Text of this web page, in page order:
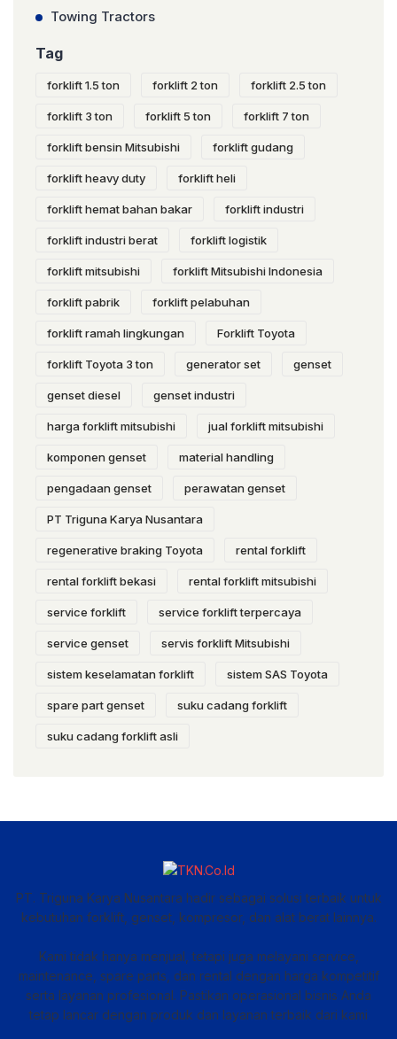
Towing Tractors
Tag
forklift 1.5 ton forklift 2 ton forklift 2.5 ton
forklift 3 ton forklift 5 ton forklift 7 ton
forklift bensin Mitsubishi forklift gudang
forklift heavy duty forklift heli
forklift hemat bahan bakar forklift industri
forklift industri berat forklift logistik
forklift mitsubishi forklift Mitsubishi Indonesia
forklift pabrik forklift pelabuhan
forklift ramah lingkungan Forklift Toyota
forklift Toyota 3 ton generator set genset
genset diesel genset industri
harga forklift mitsubishi jual forklift mitsubishi
komponen genset material handling
pengadaan genset perawatan genset
PT Triguna Karya Nusantara
regenerative braking Toyota rental forklift
rental forklift bekasi rental forklift mitsubishi
service forklift service forklift terpercaya
service genset servis forklift Mitsubishi
sistem keselamatan forklift sistem SAS Toyota
spare part genset suku cadang forklift
suku cadang forklift asli
PT. Triguna Karya Nusantara hadir sebagai solusi terbaik untuk
kebutuhan forklift, genset, kompresor, dan alat berat lainnya.
Kami tidak hanya menjual, tetapi juga melayani service,
maintenance, spare parts, dan rental dengan harga kompetitif
serta layanan profesional. Pastikan operasional bisnis Anda
tetap lancar dengan produk dan layanan terbaik dari kami